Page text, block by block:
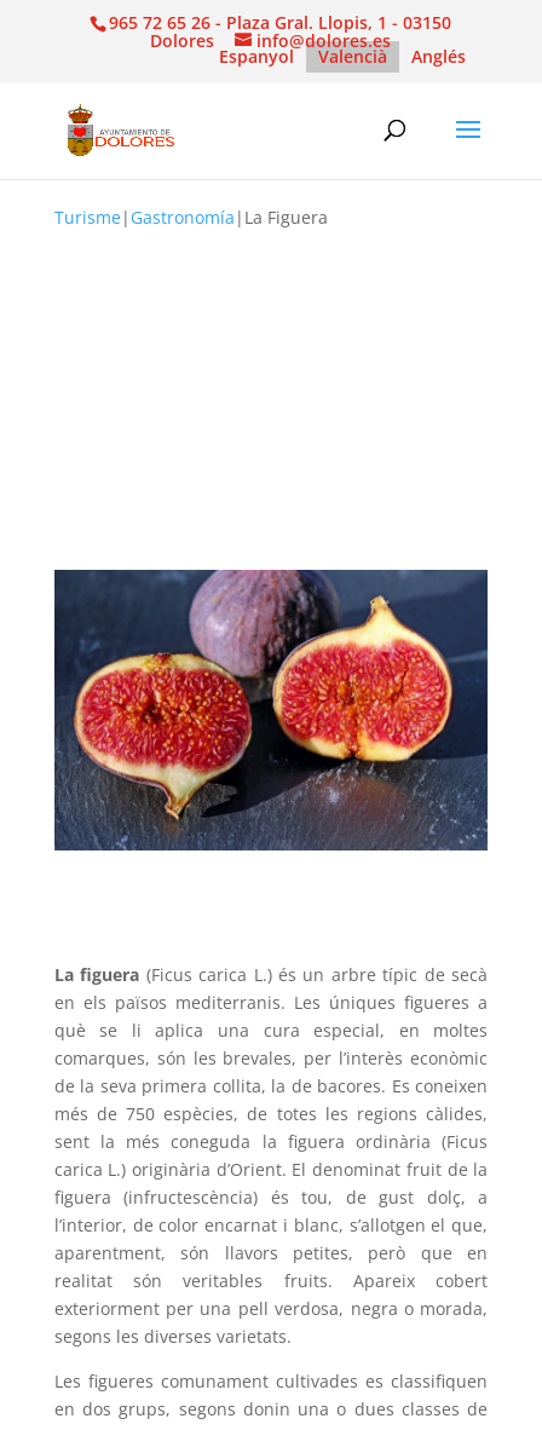
965 72 65 26 - Plaza Gral. Llopis, 1 - 03150
Dolores info@dolores.es
Espanyol Valencià Anglés
Turisme| Gastronomía | La Figuera
La figuera (Ficus carica L.) és un arbre típic de secà
en els països mediterranis. Les úniques figueres a
què se li aplica una cura especial, en moltes
comarques, són les brevales, per l’interès econòmic
de la seva primera collita, la de bacores. Es coneixen
més de 750 espècies, de totes les regions càlides,
sent la més coneguda la figuera ordinària (Ficus
carica L.) originària d’Orient. El denominat fruit de la
figuera (infructescència) és tou, de gust dolç, a
l’interior, de color encarnat i blanc, s’allotgen el que,
aparentment, són llavors petites, però que en
realitat són veritables fruits. Apareix cobert
exteriorment per una pell verdosa, negra o morada,
segons les diverses varietats.
Les figueres comunament cultivades es classifiquen
en dos grups, segons donin una o dues classes de